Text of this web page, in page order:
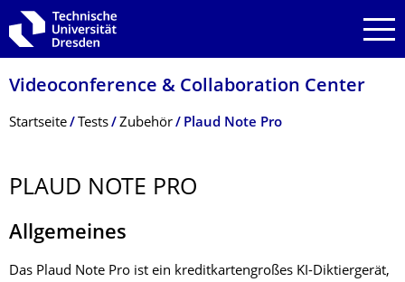
Zur Hauptnavigation springen
Zur Suche springen
Zum Inhalt springen
Videoconference & Collaboration Center
Breadcrumb-Menü
Startseite Tests Zubehör Plaud Note Pro
PLAUD NOTE PRO
Allgemeines
Das Plaud Note Pro ist ein kreditkartengroßes KI-Diktiergerät,